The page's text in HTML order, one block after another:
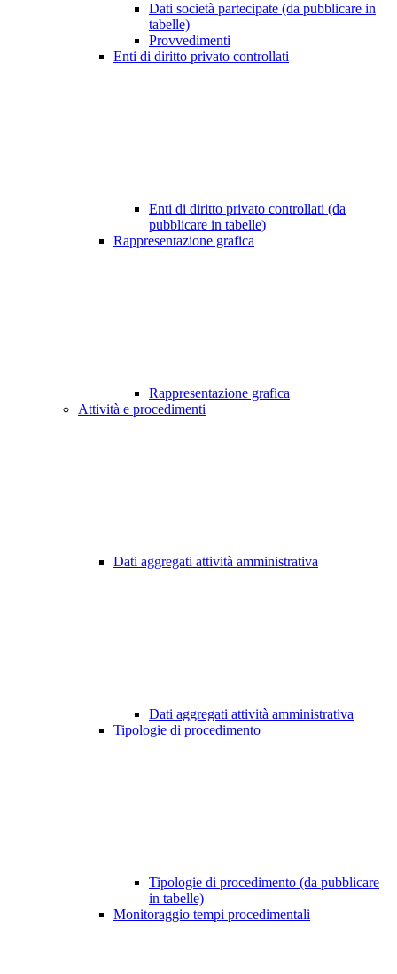
Dati società partecipate (da pubblicare in
tabelle)
Provvedimenti
Enti di diritto privato controllati
Enti di diritto privato controllati (da
pubblicare in tabelle)
Rappresentazione grafica
Rappresentazione grafica
Attività e procedimenti
Dati aggregati attività amministrativa
Dati aggregati attività amministrativa
Tipologie di procedimento
Tipologie di procedimento (da pubblicare
in tabelle)
Monitoraggio tempi procedimentali